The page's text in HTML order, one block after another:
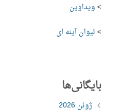
>ویداوین
>لیوان آینه ای
بایگانی‌ها
ژوئن 2026